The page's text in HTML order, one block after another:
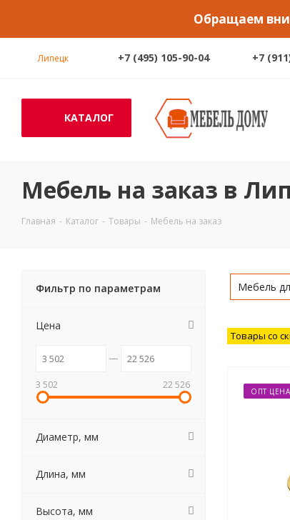
Обращаем
Липецк +7 (495) 105-90-04 +7
КАТАЛОГ
Мебель на заказ в
Главная - Каталог - Товары - Мебель на заказ
Мебель
Товары со
ОПТ ЦЕНА
Фильтр по параметрам
Цена
3 502 22 526
Диаметр, мм
Длина, мм
Высота, мм